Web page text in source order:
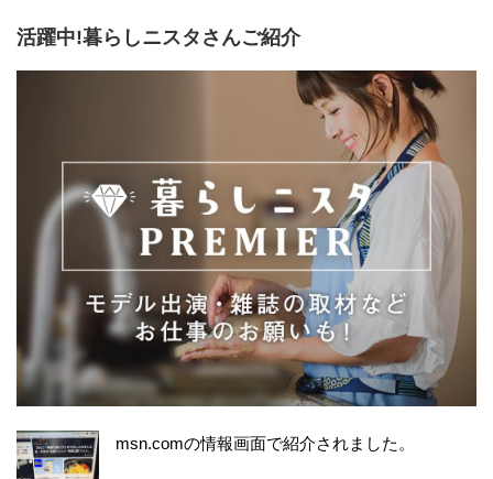
活躍中!暮らしニスタさんご紹介
msn.comの情報画面で紹介されました。